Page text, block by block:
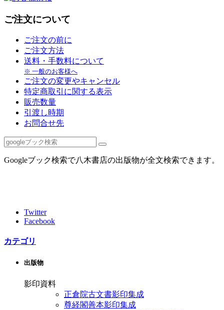
ご注文について
ご注文の前に
ご注文方法
送料・手数料について
※ 一般のお客様へ
ご注文の変更やキャンセル
特定商取引に関する表示
販売数量
引渡し時期
お問合せ先
Googleブック検索で八木書店の出版物が全文検索できます。
Twitter
Facebook
カテゴリ
出版物
影印資料
正倉院古文書影印集成
尊経閣善本影印集成